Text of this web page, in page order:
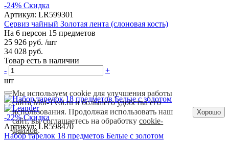
-24% Скидка
Артикул: LR599301
Сервиз чайный Золотая лента (слоновая кость)
На 6 персон 15 предметов
25 926 руб. /шт
34 028 руб.
Товар есть в наличии
-
+
шт
-22% Скидка
Артикул:LR598470
Набор тарелок 18 предметов Белые с золотом
Мы используем cookie для улучшения работы
сайта Moi-Tvoi.ru и большего удобства его
использования. Продолжая использовать наш
сайт, вы соглашаетесь на обработкуcookie-
файлов.
Хорошо